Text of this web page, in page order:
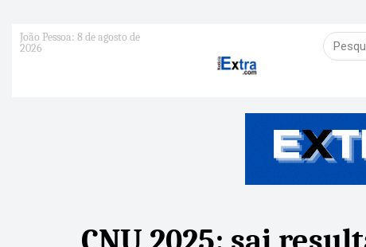
João Pessoa: 8 de agosto de
2026